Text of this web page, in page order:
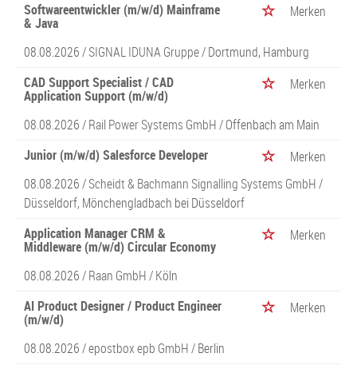
Softwareentwickler (m/w/d) Mainframe
& Java
Merken
08.08.2026 /SIGNAL IDUNA Gruppe/ Dortmund, Hamburg
CAD Support Specialist / CAD
Application Support (m/w/d)
Merken
08.08.2026 /Rail Power Systems GmbH/ Offenbach am Main
Junior (m/w/d) Salesforce Developer
Merken
08.08.2026 /Scheidt & Bachmann Signalling Systems GmbH/
Düsseldorf, Mönchengladbach bei Düsseldorf
Application Manager CRM &
Middleware (m/w/d) Circular Economy
Merken
08.08.2026 /Raan GmbH/ Köln
AI Product Designer / Product Engineer
(m/w/d)
Merken
08.08.2026 /epostbox epb GmbH/ Berlin